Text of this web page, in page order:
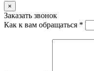
×
Заказать звонок
Как к вам обращаться *